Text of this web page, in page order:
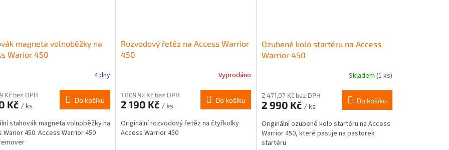
magneta volnoběžky na
Warior 450
4 dny
Kč bez DPH
Kč / ks
Do košíku
stahovák magneta volnoběžky na
Warior 450. Access Warrior 450
Rozvodový řetěz na Access Warrior
450
Vyprodáno
1 809,92 Kč bez DPH
2 190 Kč / ks
Do košíku
Originální rozvodový řetěz na čtyřkolky
Access Warrior 450
Ozubené kolo startéru na Access
Warrior 450
Skladem (1 ks)
2 471,07 Kč bez DPH
2 990 Kč / ks
Do košíku
Originální ozubené kolo startéru na Access
Warrior 450, které pasuje na pastorek
startéru